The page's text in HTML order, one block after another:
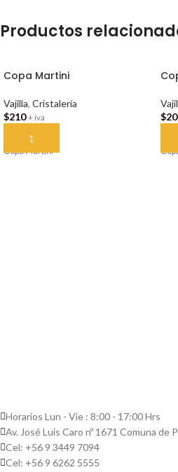
Productos
Copa Martini
Vajilla, Cristalería
$210 + iva
AÑADIR AL CARRITO
Copa Martini
$
Horarios Lun - Vie : 8:00 - 17:00 Hrs
Av. José Luis Caro nº 1671 Comuna de
Cel: +56 9 3449 7094
Cel: +56 9 6262 5555